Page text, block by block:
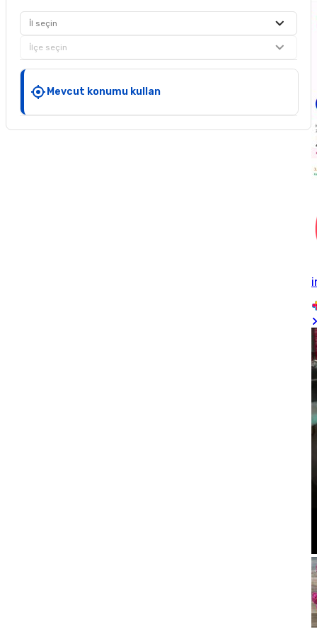
İl seçin
İlçe seçin
Mevcut konumu kullan